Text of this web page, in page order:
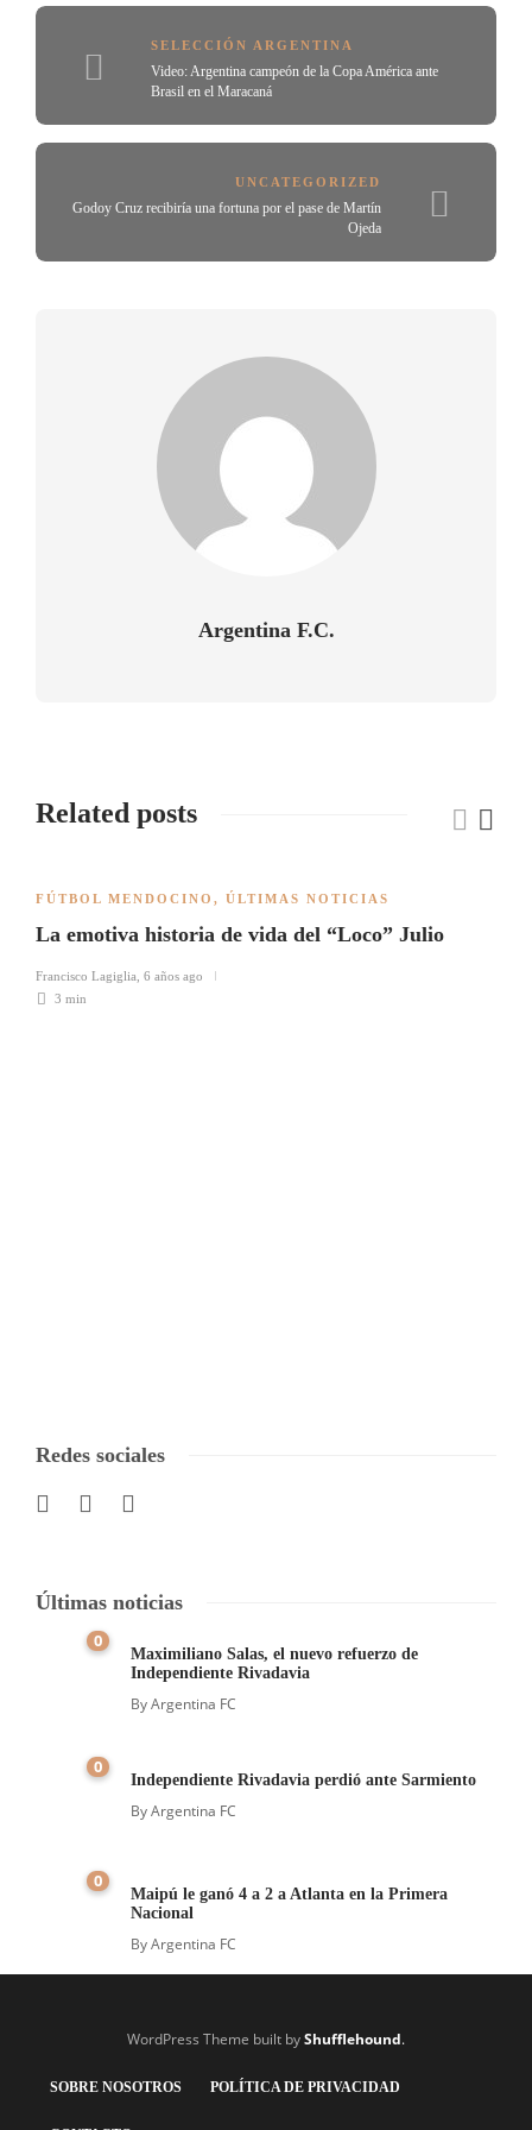
SELECCIÓN ARGENTINA
Video: Argentina campeón de la Copa América ante
Brasil en el Maracaná
UNCATEGORIZED
Godoy Cruz recibiría una fortuna por el pase de Martín
Ojeda
Argentina F.C.
Related posts
FÚTBOL MENDOCINO , ÚLTIMAS NOTICIAS
La emotiva historia de vida del “Loco” Julio
Francisco Lagiglia 6 años ago
3 min
Redes sociales
Últimas noticias
0
Maximiliano Salas, el nuevo refuerzo de
Independiente Rivadavia
ByArgentina FC
0
Independiente Rivadavia perdió ante Sarmiento
ByArgentina FC
0
Maipú le ganó 4 a 2 a Atlanta en la Primera
Nacional
ByArgentina FC
WordPress Theme built byShufflehound.
SOBRE NOSOTROS POLÍTICA DE PRIVACIDAD